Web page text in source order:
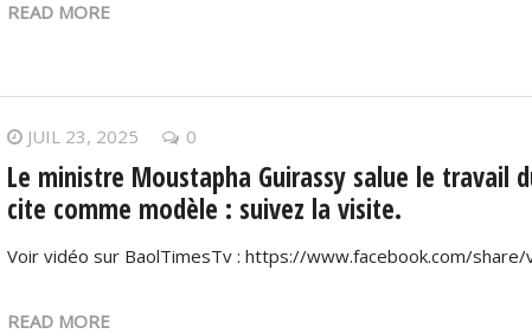
READ MORE
JUIL 23, 2025 0
Le ministre Moustapha Guirassy salue le travail
cite comme modèle : suivez la visite.
Voir vidéo sur BaolTimesTv : https://www.facebook.com/
READ MORE